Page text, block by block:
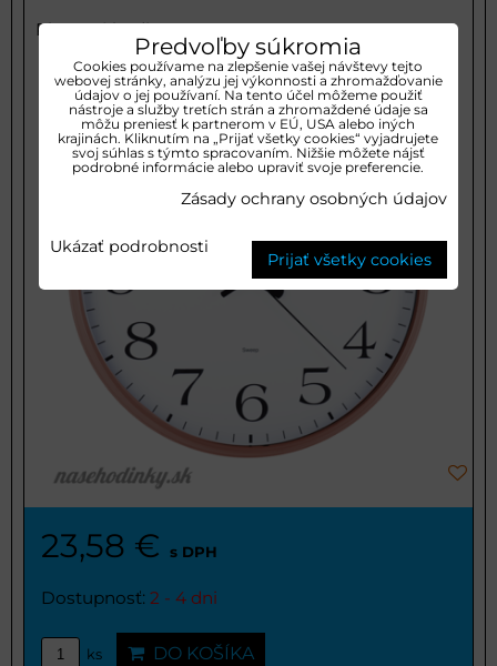
Plastové hodiny JVD HP671.5
23,58 € s DPH
Dostupnosť: 2 - 4 dni
ks DO KOŠÍKA
Predvoľby súkromia
Cookies používame na zlepšenie vašej návštevy tejto
webovej stránky, analýzu jej výkonnosti a zhromažďovanie
údajov o jej používaní. Na tento účel môžeme použiť
nástroje a služby tretích strán a zhromaždené údaje sa
môžu preniesť k partnerom v EÚ, USA alebo iných
krajinách. Kliknutím na „Prijať všetky cookies“ vyjadrujete
svoj súhlas s týmto spracovaním. Nižšie môžete nájsť
podrobné informácie alebo upraviť svoje preferencie.
Zásady ochrany osobných údajov
Ukázať podrobnosti
Prijať všetky cookies